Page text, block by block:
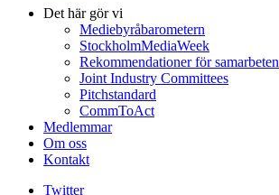
Det här gör vi
Mediebyråbarometern
StockholmMediaWeek
Rekommendationer för samarbeten
Joint Industry Committees
Pitchstandard
CommToAct
Medlemmar
Om oss
Kontakt
Twitter